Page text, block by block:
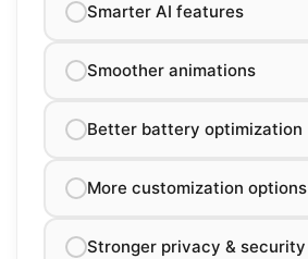
Smarter AI features
Smoother animations
Better battery optimization
More customization options
Stronger privacy & security